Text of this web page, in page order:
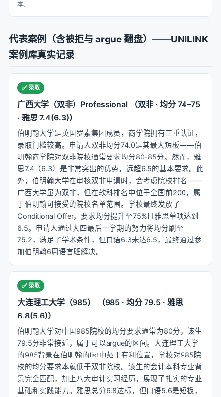
本。
代表案例（含被拒与 argue 翻盘）——UNILINK
案例库真实记录
✅ 录取
广西大学（双非）Professional （双非 · 均分 74–75
· 雅思 7.4(6.3)）
伯明翰大学是英国罗素集团成员，商学院拥有三重认证，
录取门槛较高。申请人双非均分74.0是其最大短板——伯
明翰商学院对双非院校通常要求均分80-85分。然而，雅
思7.4（6.3）是非常突出的优势，远超6.5的基本要求。此
外，伯明翰大学在审核双非申请时，会考虑院校排名——
广西大学虽为双非，但在软科排名中位于全国前200，属
于伯明翰可接受的院校名单范围。学校最终发放了
Conditional Offer，要求均分提升至75%且雅思单项达到
6.5。申请人通过大四最后一学期的努力将均分刷至
75.2，满足了学术条件，但口语6.3未达6.5，最终通过参
加伯明翰6周语言班解决。
✅ 录取
大连理工大学（985） （985 · 均分 79.5 · 雅思
6.8(5.6)）
伯明翰大学对中国985院校的均分要求通常为80分，该生
79.5分非常接近，属于可以argue的区间。大连理工大学
的985背景在伯明翰的list中处于有利位置，学校对985院
校的均分要求本就低于双非院校。该生的会计本科专业背
景完全匹配，加上八大审计实习经历，展现了扎实的专业
基础和实践能力。雅思总分6.8达标，但口语5.6是短板，